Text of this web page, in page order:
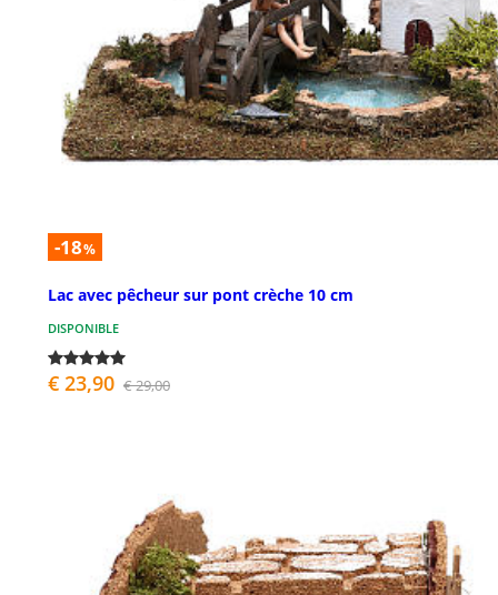
-18%
Lac avec pêcheur sur pont crèche 10 cm
DISPONIBLE
€ 23,90 € 29,00